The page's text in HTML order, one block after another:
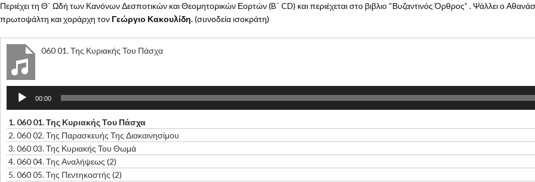
Περιέχει τη Θ΄ Ωδή των Κανόνων Δεσποτικών και Θεομητορικών Εορτών (B΄ CD) και περιέχεται στο βιβλιο “Βυζαντινός Όρθρος” . Ψάλλει ο
πρωτοψάλτη και χοράρχη τον Γεώργιο Κακουλίδη. (συνοδεία ισοκράτη)
060 01. Της Κυριακής Του Πάσχα
Πρόγραμμα
Αναπαραγωγής
00:00
1. 060 01. Της Κυριακής Του Πάσχα
2.060 02. Της Παρασκευής Της Διακαινησίμου
3.060 03. Της Κυριακής Του Θωμά
4.060 04. Της Αναλήψεως (2)
5.060 05. Της Πεντηκοστής (2)